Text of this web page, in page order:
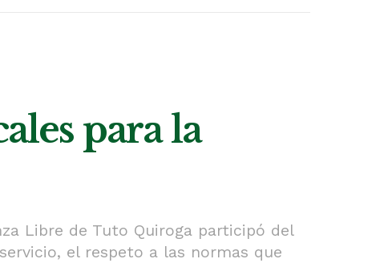
para la
Libre de Tuto Quiroga participó del
el respeto a las normas que